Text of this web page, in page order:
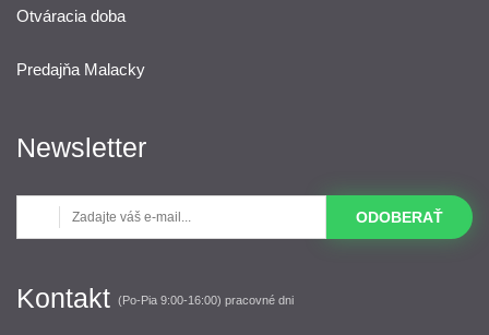
Otváracia doba
Predajňa Malacky
Newsletter
ODOBERAŤ
Kontakt (Po-Pia 9:00-16:00) pracovné dni